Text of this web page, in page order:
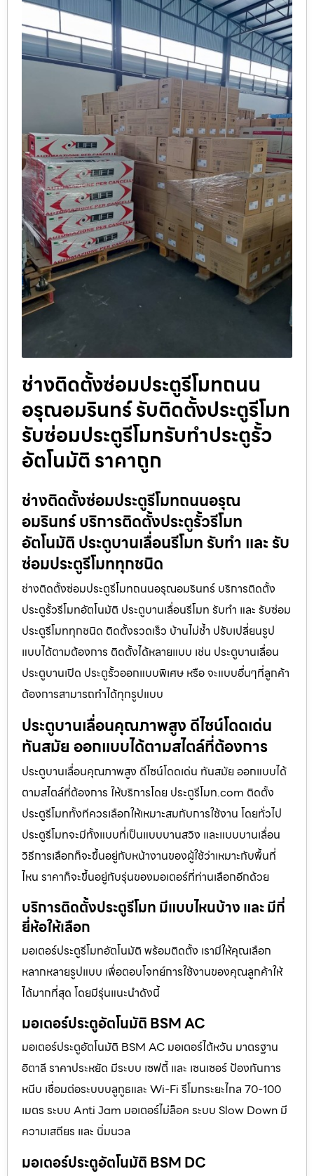
ช่างติดตั้งซ่อมประตูรีโมทถนน
อรุณอมรินทร์ รับติดตั้งประตูรีโมท
รับซ่อมประตูรีโมทรับทำประตูรั้ว
อัตโนมัติ ราคาถูก
ช่างติดตั้งซ่อมประตูรีโมทถนนอรุณ
อมรินทร์ บริการติดตั้งประตูรั้วรีโมท
อัตโนมัติ ประตูบานเลื่อนรีโมท รับทำ และ รับ
ซ่อมประตูรีโมททุกชนิด
ช่างติดตั้งซ่อมประตูรีโมทถนนอรุณอมรินทร์ บริการติดตั้ง
ประตูรั้วรีโมทอัตโนมัติ ประตูบานเลื่อนรีโมท รับทำ และ รับซ่อม
ประตูรีโมททุกชนิด ติดตั้งรวดเร็ว บ้านไม่ช้ำ ปรับเปลี่ยนรูป
แบบได้ตามต้องการ ติดตั้งได้หลายแบบ เช่น ประตูบานเลื่อน
ประตูบานเปิด ประตูรั้วออกแบบพิเศษ หรือ จะแบบอื่นๆที่ลูกค้า
ต้องการสามารถทำได้ทุกรูปแบบ
ประตูบานเลื่อนคุณภาพสูง ดีไซน์โดดเด่น
ทันสมัย ออกแบบได้ตามสไตล์ที่ต้องการ
ประตูบานเลื่อนคุณภาพสูง ดีไซน์โดดเด่น ทันสมัย ออกแบบได้
ตามสไตล์ที่ต้องการ ให้บริการโดย ประตูรีโมท.com ติดตั้ง
ประตูรีโมททั้งทีควรเลือกให้เหมาะสมกับการใช้งาน โดยทั่วไป
ประตูรีโมทจะมีทั้งแบบที่เป็นแบบบานสวิง และแบบบานเลื่อน
วิธีการเลือกก็จะขึ้นอยู่กับหน้างานของผู้ใช้ว่าเหมาะกับพื้นที่
ไหน ราคาก็จะขึ้นอยู่กับรุ่นของมอเตอร์ที่ท่านเลือกอีกด้วย
บริการติดตั้งประตูรีโมท มีแบบไหนบ้าง และ มีกี่
ยี่ห้อให้เลือก
มอเตอร์ประตูรีโมทอัตโนมัติ พร้อมติดตั้ง เรามีให้คุณเลือก
หลากหลายรูปแบบ เพื่อตอบโจทย์การใช้งานของคุณลูกค้าให้
ได้มากที่สุด โดยมีรุ่นแนะนำดังนี้
มอเตอร์ประตูอัตโนมัติ BSM AC
มอเตอร์ประตูอัตโนมัติ BSM AC มอเตอร์ไต้หวัน มาตรฐาน
อิตาลี ราคาประหยัด มีระบบ เซฟตี้ และ เซนเซอร์ ป้องกันการ
หนีบ เชื่อมต่อระบบบลูทูธและ Wi-Fi รีโมทระยะไกล 70-100
เมตร ระบบ Anti Jam มอเตอร์ไม่ล็อค ระบบ Slow Down มี
ความเสถียร และ นิ่มนวล
มอเตอร์ประตูอัตโนมัติ BSM DC